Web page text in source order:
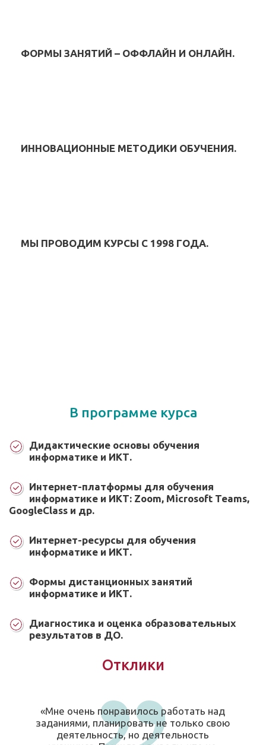
ФОРМЫ ЗАНЯТИЙ – ОФФЛАЙН И ОНЛАЙН.
ИННОВАЦИОННЫЕ МЕТОДИКИ ОБУЧЕНИЯ.
МЫ ПРОВОДИМ КУРСЫ С 1998 ГОДА.
В программе курса
Дидактические основы обучения
информатике и ИКТ.
Интернет-платформы для обучения
информатике и ИКТ: Zoom, Microsoft Teams,
GoogleClass и др.
Интернет-ресурсы для обучения
информатике и ИКТ.
Формы дистанционных занятий
информатике и ИКТ.
Диагностика и оценка образовательных
результатов в ДО.
Отклики
«Мне очень понравилось работать над
заданиями, планировать не только свою
деятельность, но деятельность